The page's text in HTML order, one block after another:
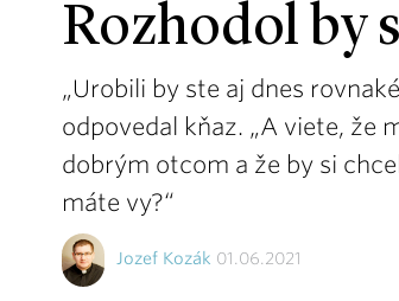
Rozhodol by
„Urobili by ste aj dnes
odpovedal kňaz. „A viete, že
dobrým otcom a že by si
máte vy?“
Jozef Kozák 01.06.2021